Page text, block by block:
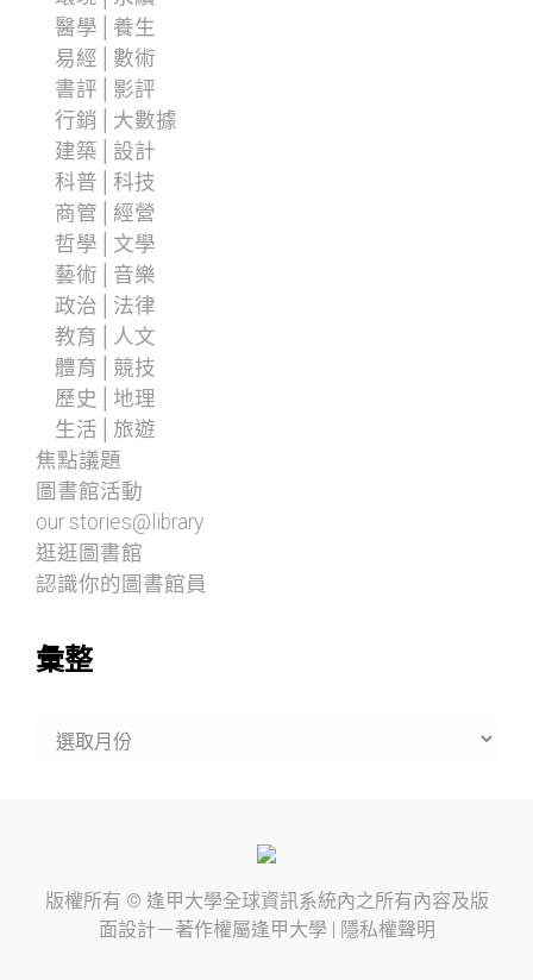
醫學│養生
易經│數術
書評│影評
行銷│大數據
建築│設計
科普│科技
商管│經營
哲學│文學
藝術│音樂
政治│法律
教育│人文
體育│競技
歷史│地理
生活│旅遊
焦點議題
圖書館活動
our stories@library
逛逛圖書館
認識你的圖書館員
彙整
版權所有 © 逢甲大學全球資訊系統內之所有內容及版
面設計－著作權屬逢甲大學 | 隱私權聲明